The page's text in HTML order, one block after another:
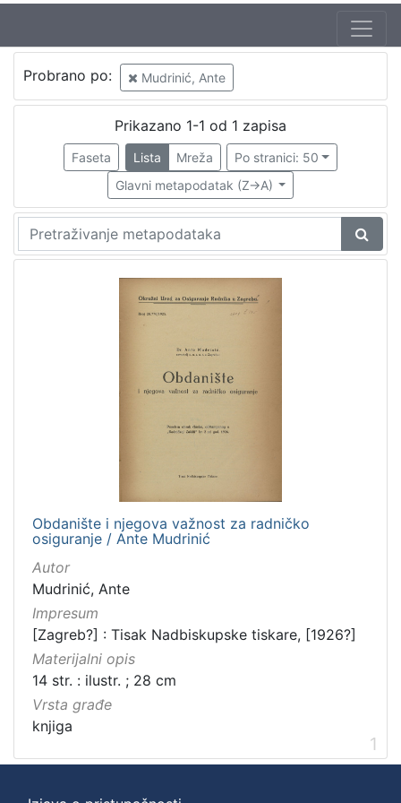
Probrano po: Mudrinić, Ante
Prikazano 1-1 od 1 zapisa
Faseta Lista Mreža
Po stranici: 50
Glavni metapodatak (Z->A)
Obdanište i njegova važnost za radničko
osiguranje / Ante Mudrinić
Autor
Mudrinić, Ante
Impresum
[Zagreb?] : Tisak Nadbiskupske tiskare, [1926?]
Materijalni opis
14 str. : ilustr. ; 28 cm
Vrsta građe
knjiga
1